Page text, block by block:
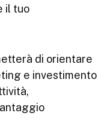
il tuo
di orientare
e investimento